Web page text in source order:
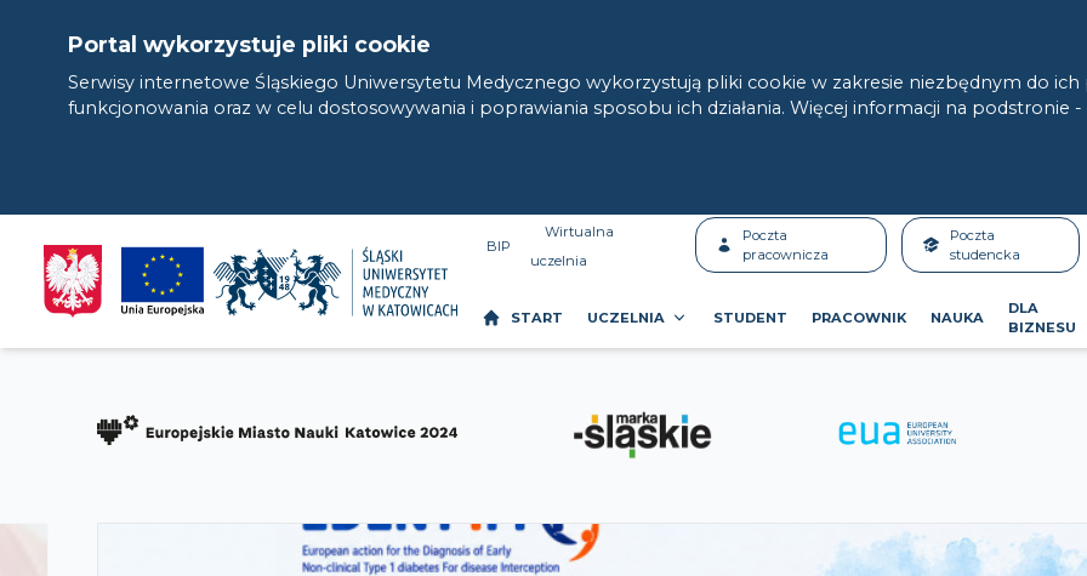
Portal wykorzystuje pliki cookie
Serwisy internetowe Śląskiego Uniwersytetu Medycznego wykorzystują pliki cookie w zakresie niezbędnym do ich
funkcjonowania oraz w celu dostosowywania i poprawiania sposobu ich działania. Więcej informacji na podstronie -
BIP
Wirtualna
uczelnia
Poczta
pracownicza
Poczta
studencka
START UCZELNIA STUDENT PRACOWNIK NAUKA
DLA
BIZNESU